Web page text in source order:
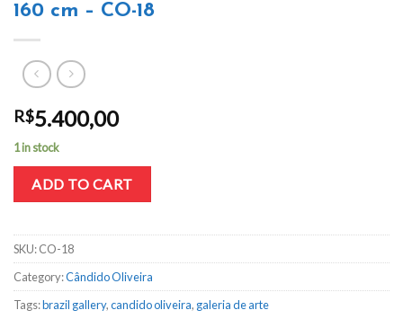
160 cm – CO-18
R$5.400,00
1 in stock
ADD TO CART
SKU:CO-18
Category:Cândido Oliveira
Tags:brazil gallery,candido oliveira, galeria de arte